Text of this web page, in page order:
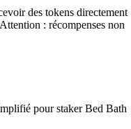
des tokens directement
: récompenses non
pour staker Bed Bath